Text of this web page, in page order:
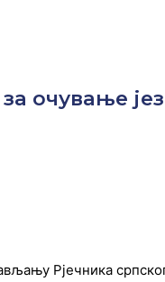
очување
Рјечника